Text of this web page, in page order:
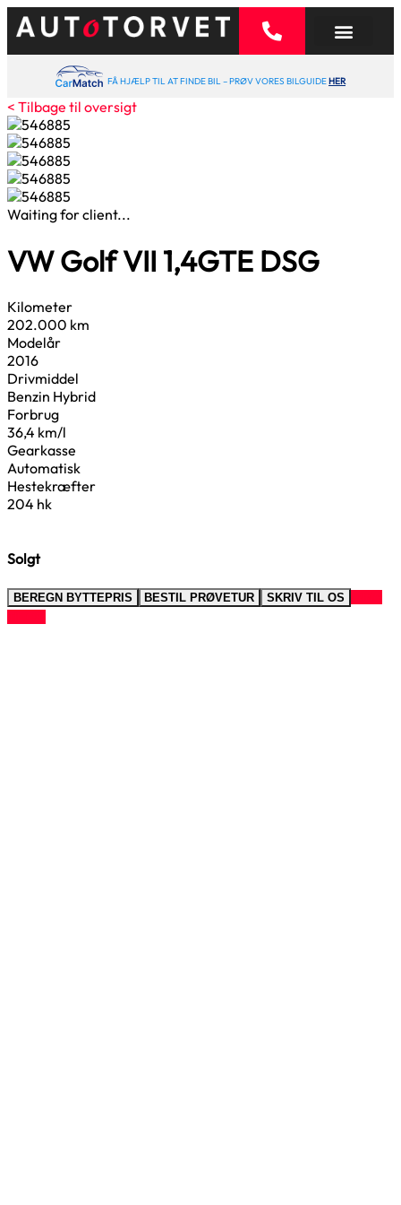
FÅ HJÆLP TIL AT FINDE BIL – PRØV VORES BILGUIDEHER
< Tilbage til oversigt
Waiting for client...
VW Golf VII 1,4GTE DSG
Kilometer
202.000 km
Modelår
2016
Drivmiddel
Benzin Hybrid
Forbrug
36,4 km/l
Gearkasse
Automatisk
Hestekræfter
204 hk
Solgt
BEREGN BYTTEPRIS BESTIL PRØVETUR SKRIV TIL OS